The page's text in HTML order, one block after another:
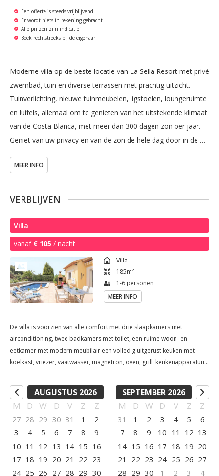
Moderne villa op de beste locatie van La Sella Resort met privé
zwembad, tuin en diverse terrassen met prachtig uitzicht.
Tuinverlichting, nieuwe tuinmeubelen, ligstoelen, loungeruimte
en luifels, allemaal om te genieten van het uitstekende klimaat
van de Costa Blanca, met meer dan 300 dagen zon per jaar.
Geniet van uw privacy en van de zon de hele dag door in de
golfbaan, het natuurpark Montgo en de prachtige
eigentijdse inrichting gerenoveerd; dankzij de grote erkers
geniet u overal van veel daglicht en zon. Voorzien van alle
comfort met drie slaapkamers met airconditioning, twee
badkamers met toilet, een ruime woon- en eetkamer met
modern meubilair een volledig uitgerust keuken met koelkast,
vriezer, vaatwasser, magnetron, oven, grill, keukenapparatuur,
koffiezetapparaat, ...
internationale kanalen, snel internet, wasmachine,
alarmsysteem, vloerverwarming in alle kamers: alles is
aanwezig voor een onvergetelijke vakantie, in een villa met
Naast de woonkamer is er een ruime
tweepersoonskamers en een badkamer. Deze kamers hebben
toegang tot een groot terras met uitzicht op zee en de bergen.
MEER INFO
VERBLIJVEN
Villa
vanaf € 105 / nacht
Villa
185m²
1-6 personen
MEER INFO
De villa is voorzien van alle comfort met drie slaapkamers met
airconditioning, twee badkamers met toilet, een ruime woon- en
eetkamer met modern meubilair een volledig uitgerust keuken met
koelkast, vriezer, vaatwasser, magnetron, oven, grill, keukenapparatuur,
internationale kanalen, snel internet, wasmachine, alarmsysteem,
vloerverwarming in alle kamers: alles is aanwezig voor een
onvergetelijke vakantie, in een villa met privé zwembad, voor 1 tot 6
personen.
AUGUSTUS 2026
M D W D V Z Z
27 28 29 30 31 1
2
3
4 5 6 7 8
9
10 11 12 13 14 15 16
17 18 19 20 21 22 23
24 25 26 27 28 29 30
SEPTEMBER 2026
M D W D V Z Z
31 1 2 3 4 5
6
7
8 9 10 11 12 13
14 15 16 17 18 19 20
21
22 23 24 25 26 27
28 29 30 1 2 3 4
Een offerte is steeds vrijblijvend
Er wordt niets in rekening gebracht
Alle prijzen zijn indicatief
Boek rechtstreeks bij de eigenaar